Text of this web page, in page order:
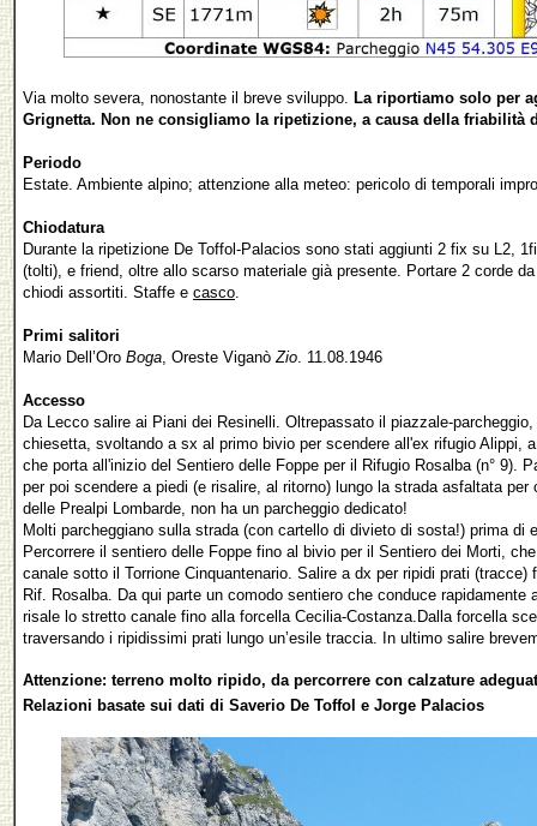
Via molto severa, nonostante il breve sviluppo.
La riportiamo solo per
Grignetta. Non ne consigliamo la ripetizione, a causa della friabilità
Periodo
Estate. Ambiente alpino; attenzione alla meteo: pericolo di temporali
Chiodatura
Durante la ripetizione De Toffol-Palacios sono stati aggiunti 2 fix su L2,
(tolti), e friend, oltre allo scarso materiale già presente.
Portare 2 corde
chiodi assortiti. Staffe e casco
Primi salitori
Mario Dell’Oro Boga , Oreste Viganò Zio . 11.08.1946
Accesso
Da Lecco salire ai Piani dei Resinelli. Oltrepassato il piazzale-
chiesetta, svoltando a sx al primo bivio per scendere all'ex rifugio Alippi,
che porta all'inizio del Sentiero delle Foppe per il Rifugio Rosalba (n° 9).
per poi scendere a piedi (e risalire, al ritorno) lungo la strada asfaltata
delle Prealpi Lombarde, non ha un parcheggio dedicato!
Molti parcheggiano sulla strada (con cartello di divieto di sosta!) prima di
Percorrere il sentiero delle Foppe fino al bivio per il Sentiero dei Morti,
canale sotto il Torrione Cinquantenario. Salire a dx per ripidi prati (tracce)
Rif. Rosalba. Da qui parte un comodo sentiero che conduce
risale lo stretto canale fino alla forcella Cecilia-Costanza. Dalla forcella
traversando i ripidissimi prati lungo un’esile traccia. In ultimo salire
Attenzione: terreno molto ripido, da percorrere con calzature
Relazioni basate sui dati di Saverio De Toffol e Jorge Palacios